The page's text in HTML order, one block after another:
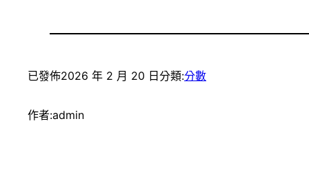
已發佈2026 年 2 月 20 日 分類:分數
作者:admin